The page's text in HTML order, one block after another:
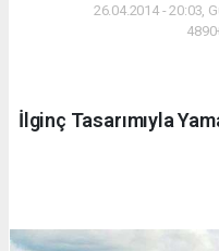
26.04.2014 - 20:03,
İlginç Tasarımıyla